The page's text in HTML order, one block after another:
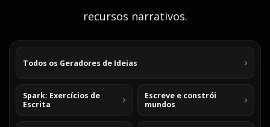
recursos narrativos.
Todos os Geradores de Ideias
Spark: Exercícios de
Escrita
Escreve e constrói
mundos